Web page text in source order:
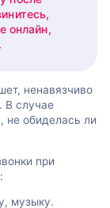
онлайн,
ненавязчиво
В случае
не обиделась ли
при
музыку.